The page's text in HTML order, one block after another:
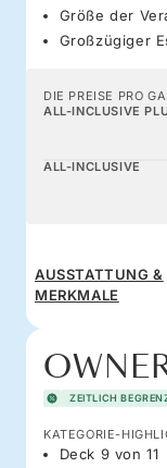
Größe der
Großzügiger
DIE PREISE PRO
ALL-INCLUSIVE
ALL-INCLUSIVE
AUSSTATTUNG &
MERKMALE
ZEITLICH
KATEGORIE-
Deck 9 von 11